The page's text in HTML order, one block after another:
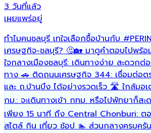
3 วันที่แล้ว
เผยแพร่อยู่
ทำไมคนชลบุรี เทใจเลือกซื้อบ้านกับ
เศรษฐกิจ-ชลบุรี? 🤔🏡 มาดูคำตอบไปพร้
ใจกลางเมืองชลบุรี: เดินทางง่าย สะดวกต่
ทาง 🚗 ติดถนนเศรษฐกิจ 344: เชื่อมต่อต
และ ถ.บ้านบึง ได้อย่างรวดเร็ว 🛣️ ใกล้มอเ
กม.: จะเดินทางเข้า กทม. หรือไปพัทยาก็
เพียง 15 นาที ถึง Central Chonburi: ต
สไตล์ กิน เที่ยว ช้อป 🏊 ส่วนกลางครบครั